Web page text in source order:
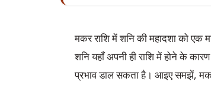
मकर राशि में शनि की महादशा को एक
शनि यहाँ अपनी ही राशि में होने के
प्रभाव डाल सकता है। आइए समझें, मकर